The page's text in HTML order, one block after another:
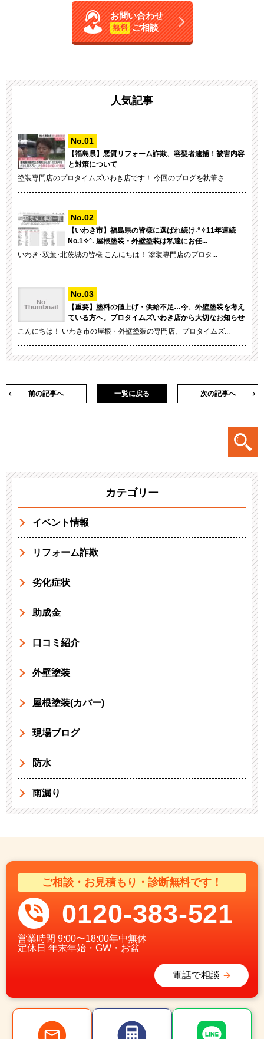
お問い合わせ
無料 ご相談
人気記事
【福島県】悪質リフォーム詐欺、容疑者逮捕！被害内容
と対策について
塗装専門店のプロタイムズいわき店です！ 今回のブログを執筆さ...
【いわき市】福島県の皆様に選ばれ続け˖°✧11年連続
No.1✧°˖ 屋根塗装・外壁塗装は私達にお任...
いわき･双葉･北茨城の皆様 こんにちは！ 塗装専門店のプロタ...
【重要】塗料の値上げ・供給不足…今、外壁塗装を考え
ている方へ。プロタイムズいわき店から大切なお知らせ
こんにちは！ いわき市の屋根・外壁塗装の専門店、プロタイムズ...
前の記事へ 次の記事へ
一覧に戻る
カテゴリー
イベント情報
リフォーム詐欺
劣化症状
助成金
口コミ紹介
外壁塗装
屋根塗装(カバー)
現場ブログ
防水
雨漏り
ご相談・お見積もり・診断無料です！
0120-383-521
営業時間 9:00〜18:00年中無休
定休日 年末年始・GW・お盆
電話で相談